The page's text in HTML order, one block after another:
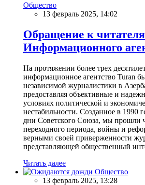
Общество
13 февраль 2025, 14:02
Обращение к
Информационного
На протяжении более трех
информационное агентство Turan
независимой журналистики в
предоставляя объективные и
условиях политической и
нестабильности. Созданное в 1990
дни Советского Союза, мы прошли
переходного периода, войны и
верными своей приверженности
представляющей общественный
Читать далее
Общество
13 февраль 2025, 13:28